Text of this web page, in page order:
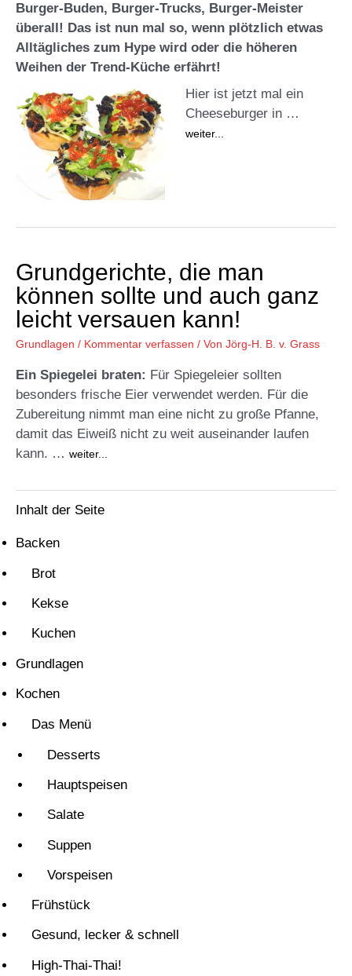
Burger-Buden, Burger-Trucks, Burger-Meister
überall! Das ist nun mal so, wenn plötzlich etwas
Alltägliches zum Hype wird oder die höheren
Weihen der Trend-Küche erfährt!
Hier ist jetzt mal ein
Cheeseburger in …
weiter...
Grundgerichte, die man
können sollte und auch ganz
leicht versauen kann!
Grundlagen / Kommentar verfassen / Von Jörg-H. B. v. Grass
Ein Spiegelei braten: Für Spiegeleier sollten
besonders frische Eier verwendet werden. Für die
Zubereitung nimmt man eine nicht zu große Pfanne,
damit das Eiweiß nicht zu weit auseinander laufen
kann. … weiter...
Inhalt der Seite
Backen
Brot
Kekse
Kuchen
Grundlagen
Kochen
Das Menü
Desserts
Hauptspeisen
Salate
Suppen
Vorspeisen
Frühstück
Gesund, lecker & schnell
High-Thai-Thai!